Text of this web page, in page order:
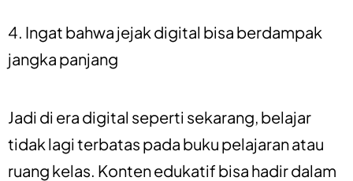
4. Ingat bahwa jejak digital bisa berdampak
jangka panjang
Jadi di era digital seperti sekarang, belajar
tidak lagi terbatas pada buku pelajaran atau
ruang kelas. Konten edukatif bisa hadir dalam